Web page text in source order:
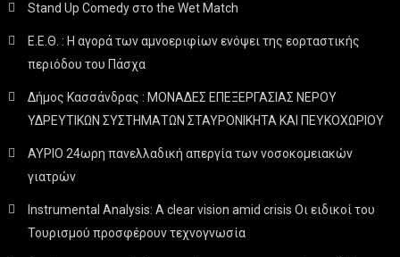
Stand Up Comedy στο the Wet Match
Ε.Ε.Θ. : Η αγορά των αμνοεριφίων ενόψει της εορταστικής
περιόδου του Πάσχα
Δήμος Κασσάνδρας : ΜΟΝΑΔΕΣ ΕΠΕΞΕΡΓΑΣΙΑΣ ΝΕΡΟΥ
ΥΔΡΕΥΤΙΚΩΝ ΣΥΣΤΗΜΑΤΩΝ ΣΤΑΥΡΟΝΙΚΗΤΑ ΚΑΙ ΠΕΥΚΟΧΩΡΙΟΥ
ΑΥΡΙΟ 24ωρη πανελλαδική απεργία των νοσοκομειακών
γιατρών
Instrumental Analysis: A clear vision amid crisis Οι ειδικοί του
Τουρισμού προσφέρουν τεχνογνωσία